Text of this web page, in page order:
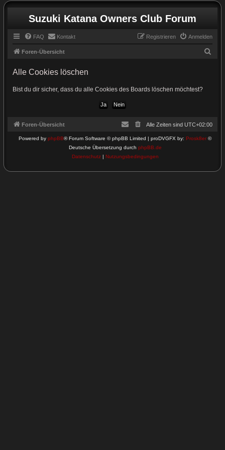
Suzuki Katana Owners Club Forum
FAQ Kontakt Anmelden
Registrieren
Foren-Übersicht
Alle Cookies löschen
Bist du dir sicher, dass du alle Cookies des Boards löschen möchtest?
Foren-Übersicht Alle Zeiten sind UTC+02:00
Powered by phpBB® Forum Software © phpBB Limited | proDVGFX by: Prosk8er ©
Deutsche Übersetzung durch phpBB.de
Datenschutz| Nutzungsbedingungen